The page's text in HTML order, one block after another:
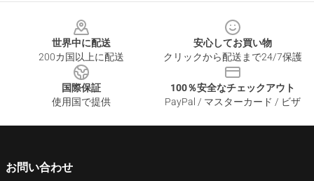
世界中に配送
200カ国以上に配送
安心してお買い物
クリックから配送まで24/7保護
国際保証
使用国で提供
100％安全なチェックアウト
PayPal / マスターカード / ビザ
お問い合わせ